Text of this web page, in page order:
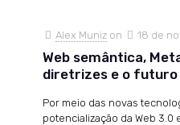
Alex Muniz on 18 de
Web semântica,
diretrizes e o futuro
Por meio das novas
potencialização da Web 3.0